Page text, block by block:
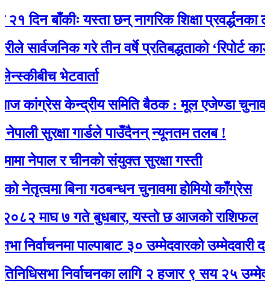
दिन बाँकीः यस्ता छन् नागरिक शिक्षा प्रवर्द्धनका लागि
गरे तीन वर्षे प्रतिबद्धताको ‘रिपोर्ट कार्ड’
भेटवार्ता
केन्द्रीय समिति बैठक : मूल एजेण्डा चुनाव
सुरक्षा गार्डले पाउँदैनन् न्यूनतम तलब !
नेपाल र चीनकाे संयुक्त सुरक्षा गस्ती
बिना गठबन्धन चुनावमा होमियो काँग्रेस
माघ ७ गते बुधबार, यस्ताे छ आजको राशिफल
पाल्पाबाट ३० उम्मेदवारको उम्मेदवारी दर्ता
निर्वाचनका लागि २ हजार ९ सय २५